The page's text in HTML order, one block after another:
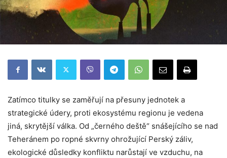
Zatímco titulky se zaměřují na přesuny jednotek a
strategické údery, proti ekosystému regionu je vedena
jiná, skrytější válka. Od „černého deště“ snášejícího se nad
Teheránem po ropné skvrny ohrožující Perský záliv,
ekologické důsledky konfliktu narůstají ve vzduchu, na